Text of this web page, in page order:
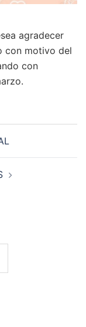
agradecer
con motivo del
con